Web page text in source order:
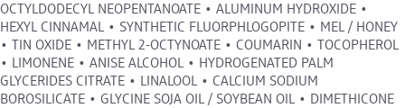
OCTYLDODECYL NEOPENTANOATE • ALUMINUM HYDROXIDE •
HEXYL CINNAMAL • SYNTHETIC FLUORPHLOGOPITE • MEL / HONEY
• TIN OXIDE • METHYL 2-OCTYNOATE • COUMARIN • TOCOPHEROL
• LIMONENE • ANISE ALCOHOL • HYDROGENATED PALM
GLYCERIDES CITRATE • LINALOOL • CALCIUM SODIUM
BOROSILICATE • GLYCINE SOJA OIL / SOYBEAN OIL • DIMETHICONE